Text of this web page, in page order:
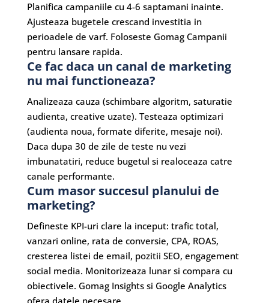
Planifica campaniile cu 4-6 saptamani inainte.
Ajusteaza bugetele crescand investitia in
perioadele de varf. Foloseste Gomag Campanii
pentru lansare rapida.
Ce fac daca un canal de marketing
nu mai functioneaza?
Analizeaza cauza (schimbare algoritm, saturatie
audienta, creative uzate). Testeaza optimizari
(audienta noua, formate diferite, mesaje noi).
Daca dupa 30 de zile de teste nu vezi
imbunatatiri, reduce bugetul si realoceaza catre
canale performante.
Cum masor succesul planului de
marketing?
Defineste KPI-uri clare la inceput: trafic total,
vanzari online, rata de conversie, CPA, ROAS,
cresterea listei de email, pozitii SEO, engagement
social media. Monitorizeaza lunar si compara cu
obiectivele. Gomag Insights si Google Analytics